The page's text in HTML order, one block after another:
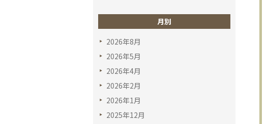
月別
2026年8月
2026年5月
2026年4月
2026年2月
2026年1月
2025年12月